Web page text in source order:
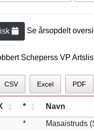
Se årsopdelt
Scheperss VP
CSV Excel PDF
* Navn
*
Masaistruds